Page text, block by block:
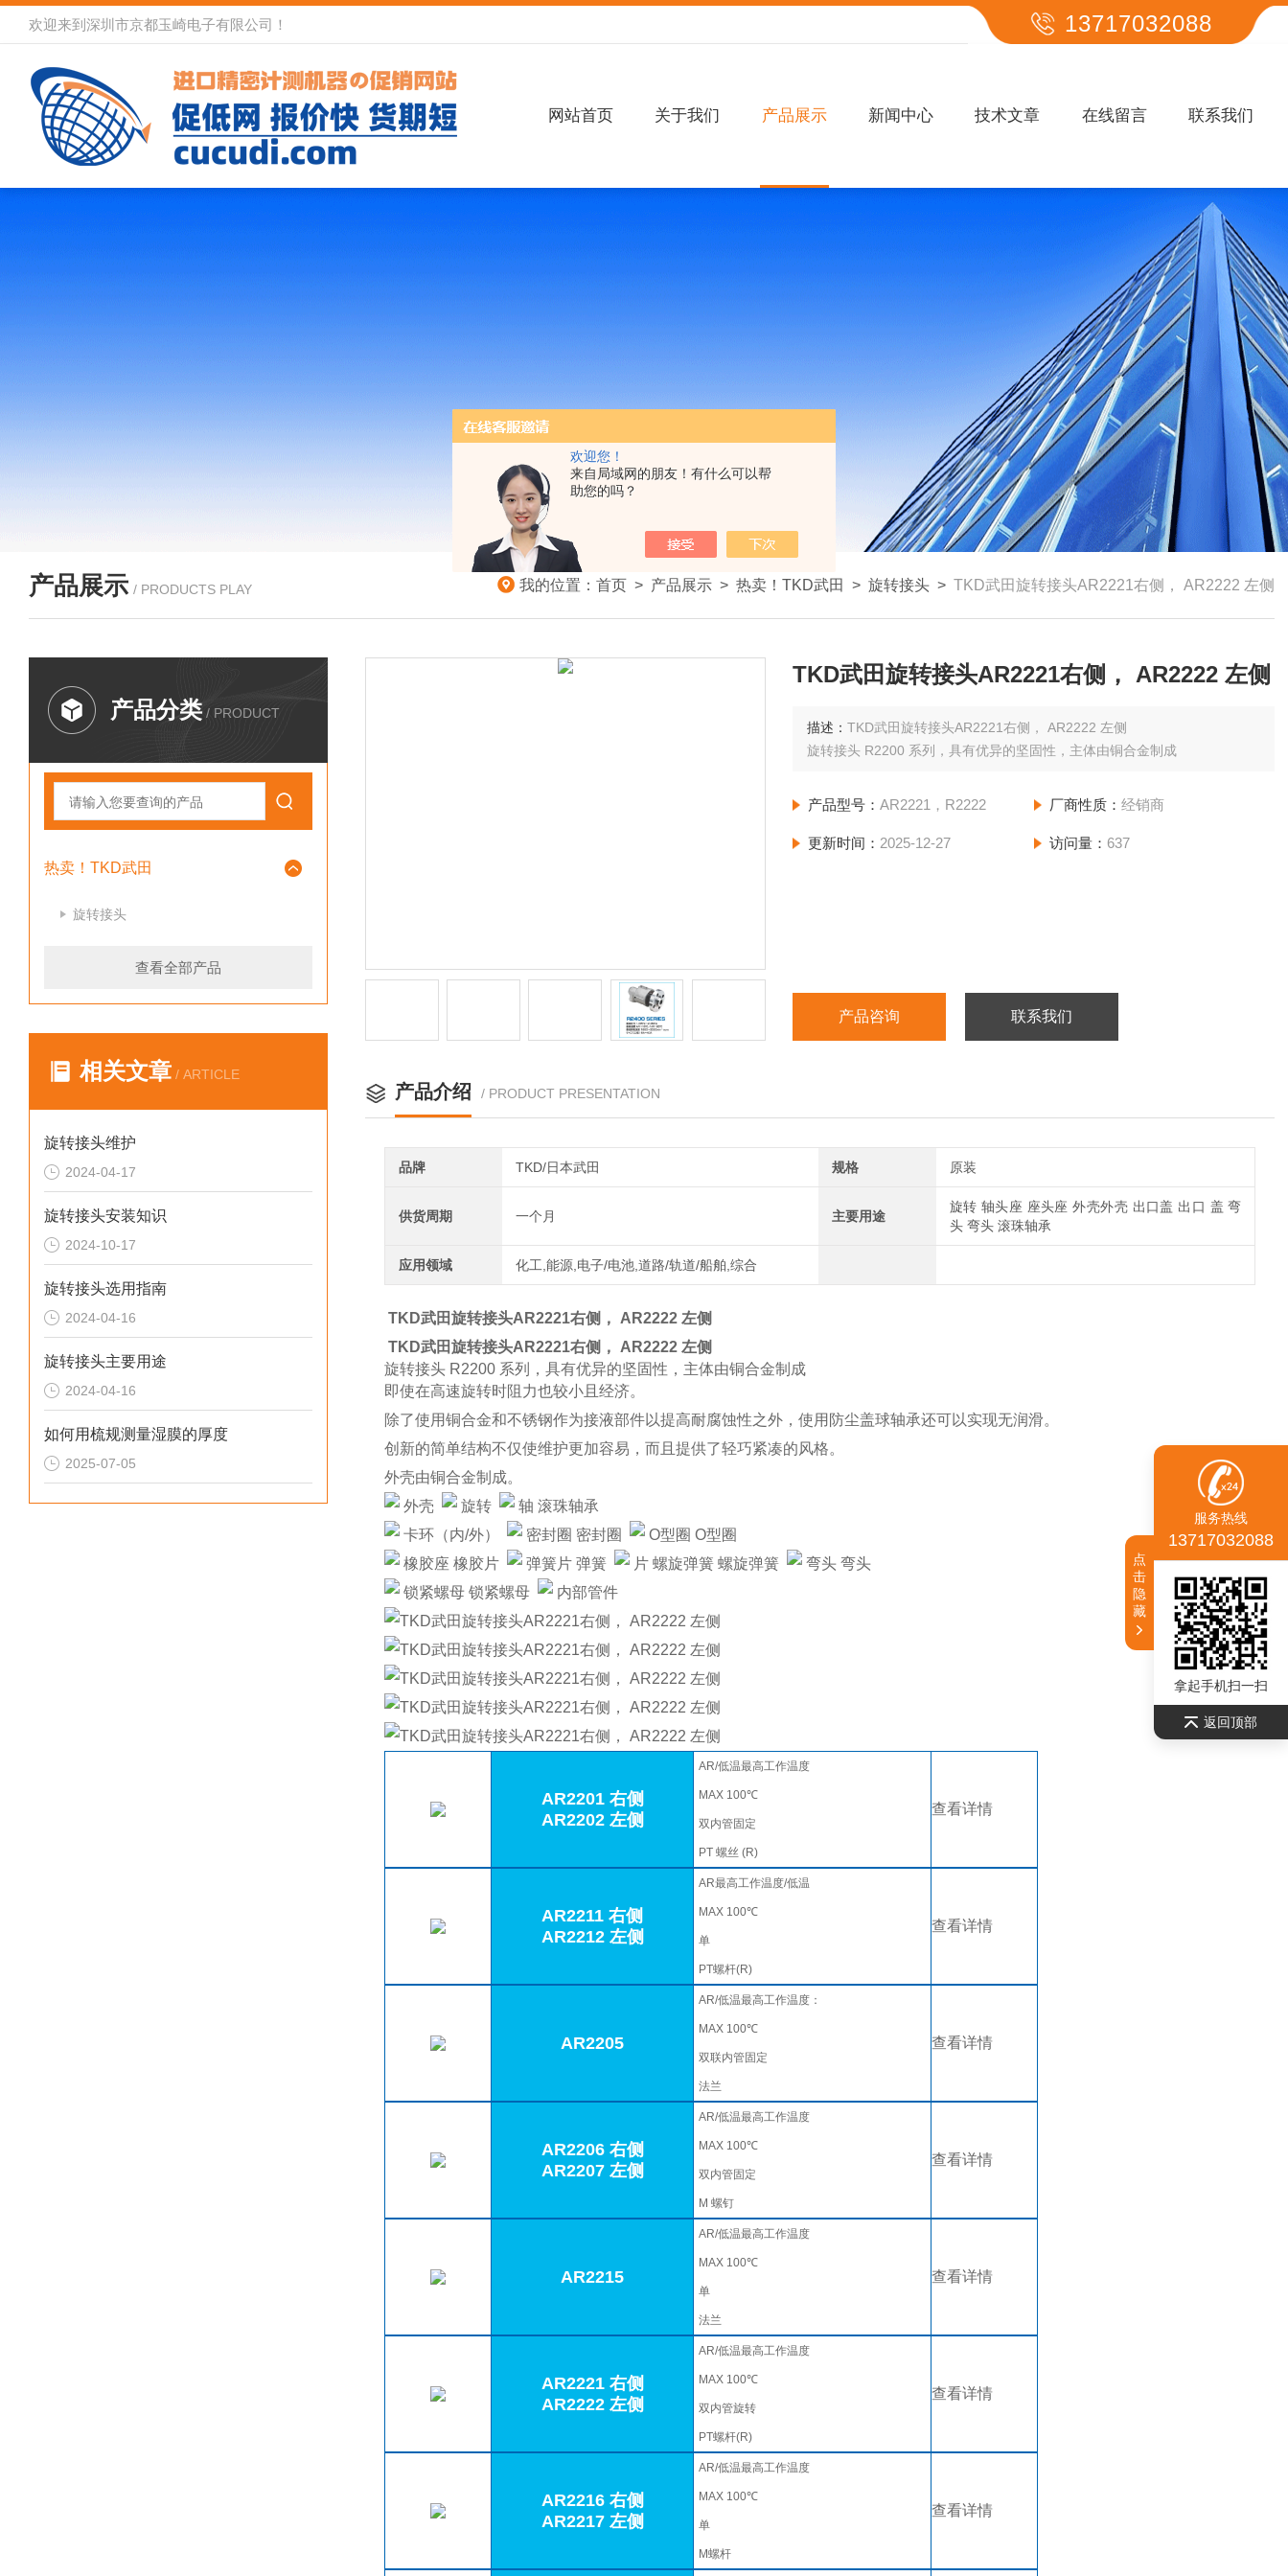
欢迎您！
来自局域网的朋友！有什么可以帮
助您的吗？
欢迎来到深圳市京都玉崎电子有限公司！ 13717032088
网站首页 关于我们 产品展示 新闻中心 技术文章 在线留言 联系我们
产品展示 / PRODUCTS PLAY 我的位置： 首页 > 产品展示 > 热卖！TKD武田 > 旋转接头 > TKD武田旋转接头AR2221右侧， AR2222 左侧
产品分类 / PRODUCT
热卖！TKD武田
旋转接头
查看全部产品
相关文章 / ARTICLE
旋转接头维护
2024-04-17
旋转接头安装知识
2024-10-17
旋转接头选用指南
2024-04-16
旋转接头主要用途
2024-04-16
如何用梳规测量湿膜的厚度
2025-07-05
TKD武田旋转接头AR2221右侧， AR2222 左侧
描述：TKD武田旋转接头AR2221右侧， AR2222 左侧
旋转接头 R2200 系列，具有优异的坚固性，主体由铜合金制成
产品型号：AR2221，R2222 厂商性质： 经销商
更新时间： 2025-12-27 访问量： 637
产品咨询 联系我们
产品介绍 / PRODUCT PRESENTATION
品牌 TKD/日本武田 规格 原装
供货周期 一个月 主要用途
旋转 轴头座 座头座 外壳外壳 出口盖 出口 盖 弯
头 弯头 滚珠轴承
应用领域 化工,能源,电子/电池,道路/轨道/船舶,综合
TKD武田旋转接头AR2221右侧， AR2222 左侧
TKD武田旋转接头AR2221右侧， AR2222 左侧
旋转接头 R2200 系列，具有优异的坚固性，主体由铜合金制成
即使在高速旋转时阻力也较小且经济。
除了使用铜合金和不锈钢作为接液部件以提高耐腐蚀性之外，使用防尘盖球轴承还可以实现无润滑。
创新的简单结构不仅使维护更加容易，而且提供了轻巧紧凑的风格。
外壳由铜合金制成。
外壳
旋转
轴 滚珠轴承
卡环（内/外）
密封圈 密封圈
O型圈 O型圈
橡胶座 橡胶片
弹簧片 弹簧 片 螺旋弹簧 螺旋弹簧
弯头 弯头
锁紧螺母 锁紧螺母
内部管件
AR2201 右侧
AR2202 左侧
AR/低温最高工作温度
MAX 100℃
双内管固定
PT 螺丝 (R)
查看详情
AR2211 右侧
AR2212 左侧
AR最高工作温度/低温
MAX 100℃
单
PT螺杆(R)
查看详情
AR2205
AR/低温最高工作温度：
MAX 100℃
双联内管固定
法兰
查看详情
AR2206 右侧
AR2207 左侧
AR/低温最高工作温度
MAX 100℃
双内管固定
M 螺钉
查看详情
AR2215
AR/低温最高工作温度
MAX 100℃
单
法兰
查看详情
AR2221 右侧
AR2222 左侧
AR/低温最高工作温度
MAX 100℃
双内管旋转
PT螺杆(R)
查看详情
AR2216 右侧
AR2217 左侧
AR/低温最高工作温度
MAX 100℃
单
M螺杆
查看详情
服务热线
13717032088
拿起手机扫一扫
返回顶部
点
击
隐
藏